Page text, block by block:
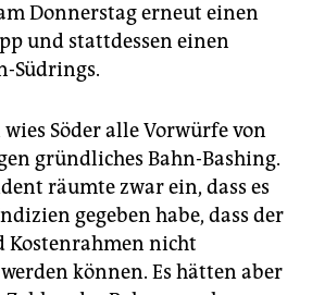
Donnerstag erneut einen
und stattdessen einen
Südrings.
Söder alle Vorwürfe von
gründliches Bahn-Bashing.
räumte zwar ein, dass es
gegeben habe, dass der
Kostenrahmen nicht
können. Es hätten aber